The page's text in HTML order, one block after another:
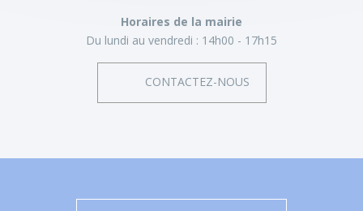
Horaires de la mairie
Du lundi au vendredi : 14h00 - 17h15
CONTACTEZ-NOUS